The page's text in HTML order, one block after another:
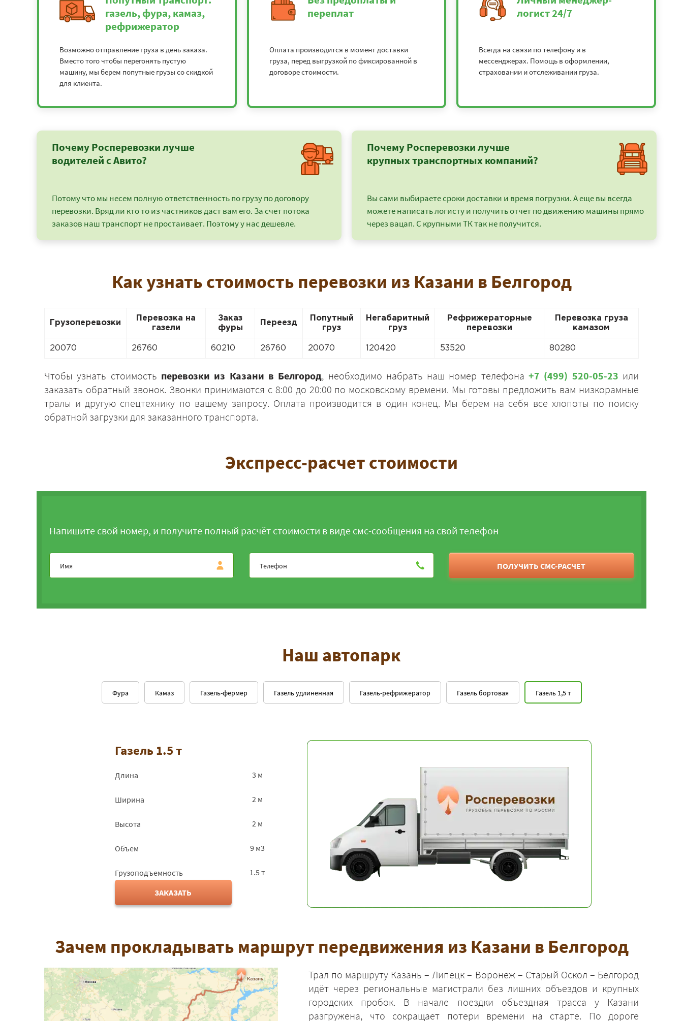
газель, фура, камаз,
рефрижератор
Возможно отправление груза в день заказа.
Вместо того чтобы перегонять пустую
машину, мы берем попутные грузы со скидкой
для клиента.
переплат
Оплата производится в момент доставки
груза, перед выгрузкой по фиксированной в
договоре стоимости.
логист 24/7
Всегда на связи по телефону и в
мессенджерах. Помощь в оформлении,
страховании и отслеживании груза.
Почему Росперевозки лучше
водителей с Авито?
Потому что мы несем полную ответственность по грузу по договору
перевозки. Вряд ли кто то из частников даст вам его. За счет потока
заказов наш транспорт не простаивает. Поэтому у нас дешевле.
Почему Росперевозки лучше
крупных транспортных компаний?
Вы сами выбираете сроки доставки и время погрузки. А еще вы всегда
можете написать логисту и получить отчет по движению машины прямо
через вацап. С крупными ТК так не получится.
Как узнать стоимость перевозки из Казани в Белгород
Грузоперевозки
Перевозка на
газели
Заказ
фуры
Переезд
Попутный
груз
Негабаритный
груз
Рефрижераторные
перевозки
Перевозка груза
камазом
20070 26760 60210 26760 20070 120420 53520 80280
Чтобы узнать стоимость перевозки из Казани в Белгород, необходимо набрать наш номер телефона+7 (499) 520-05-23 или
заказать обратный звонок. Звонки принимаются с 8:00 до 20:00 по московскому времени. Мы готовы предложить вам низкорамные
тралы и другую спецтехнику по вашему запросу. Оплата производится в один конец. Мы берем на себя все хлопоты по поиску
обратной загрузки для заказанного транспорта.
Экспресс-расчет стоимости
Напишите свой номер, и получите полный расчёт стоимости в виде смс-сообщения на свой телефон
ПОЛУЧИТЬ СМС-РАСЧЕТ
Наш автопарк
Газель 1,5 т
Газель удлиненная Газель бортовая
Газель-рефрижератор
Газель-фермер
Камаз
Фура
Газель 1.5 т
Длина 3 м
Ширина 2 м
Высота 2 м
Объем 9 м3
Грузоподъемность
1.5 т
ЗАКАЗАТЬ
Зачем прокладывать маршрут передвижения из Казани в Белгород
Трал по маршруту Казань – Липецк – Воронеж – Старый Оскол – Белгород
идёт через региональные магистрали без лишних объездов и крупных
городских пробок. В начале поездки объездная трасса у Казани
разгружена, что сокращает потери времени на старте. По дороге